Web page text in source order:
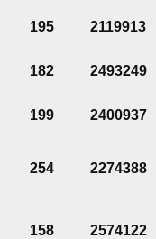
195 2119913
182 2493249
199 2400937
254 2274388
158 2574122